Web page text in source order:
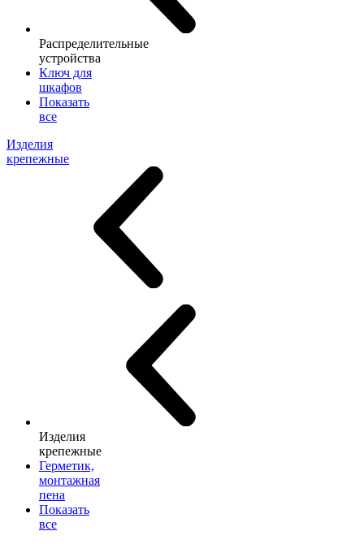
Распределительные
устройства
Ключ для
шкафов
Показать
все
Изделия
крепежные
Изделия
крепежные
Герметик,
монтажная
пена
Показать
все